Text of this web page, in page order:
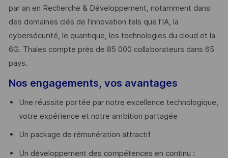
par an en Recherche & Développement, notamment dans
des domaines clés de l’innovation tels que l’IA, la
cybersécurité, le quantique, les technologies du cloud et la
6G. Thales compte près de 85 000 collaborateurs dans 65
pays. ​
Nos engagements, vos avantages
Une réussite portée par notre excellence technologique,
votre expérience et notre ambition partagée
Un package de rémunération attractif
Un développement des compétences en continu :